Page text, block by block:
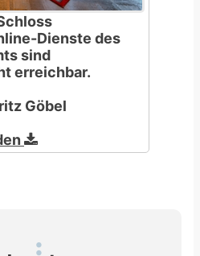
Dienste des
sind
erreichbar.
Göbel